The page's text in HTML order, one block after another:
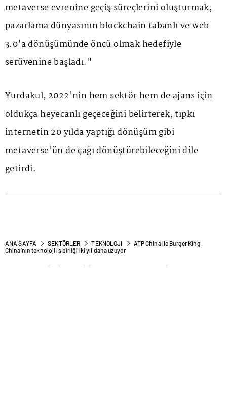
metaverse evrenine geçiş süreçlerini oluşturmak,
pazarlama dünyasının blockchain tabanlı ve web
3.0'a dönüşümünde öncü olmak hedefiyle
serüvenine başladı."
Yurdakul, 2022'nin hem sektör hem de ajans için
oldukça heyecanlı geçeceğini belirterek, tıpkı
internetin 20 yılda yaptığı dönüşüm gibi
metaverse'ün de çağı dönüştürebileceğini dile
getirdi.
ANA SAYFA SEKTÖRLER TEKNOLOJI
ATP China ile Burger King
China’nın teknoloji iş birliği iki yıl daha uzuyor
ATP China ile Burger King